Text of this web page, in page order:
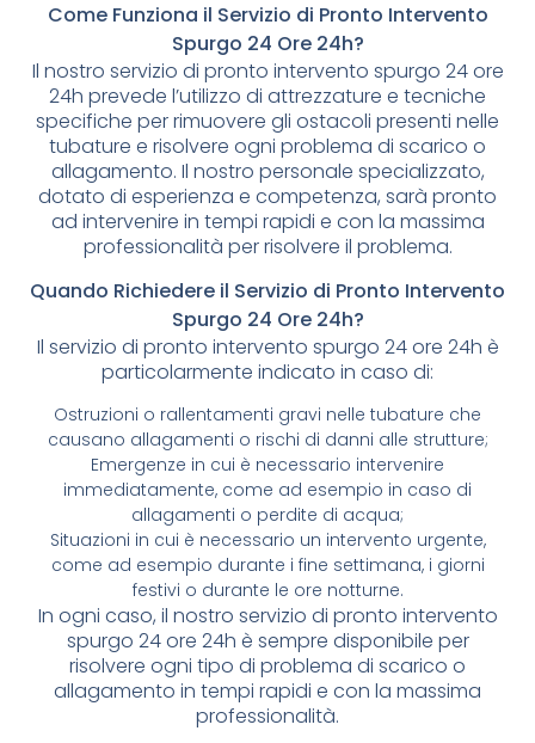
Come Funziona il Servizio di Pronto Intervento
Spurgo 24 Ore 24h?
Il nostro servizio di pronto intervento spurgo 24 ore
24h prevede l’utilizzo di attrezzature e tecniche
specifiche per rimuovere gli ostacoli presenti nelle
tubature e risolvere ogni problema di scarico o
allagamento. Il nostro personale specializzato,
dotato di esperienza e competenza, sarà pronto
ad intervenire in tempi rapidi e con la massima
professionalità per risolvere il problema.
Quando Richiedere il Servizio di Pronto Intervento
Spurgo 24 Ore 24h?
Il servizio di pronto intervento spurgo 24 ore 24h è
particolarmente indicato in caso di:
Ostruzioni o rallentamenti gravi nelle tubature che
causano allagamenti o rischi di danni alle strutture;
Emergenze in cui è necessario intervenire
immediatamente, come ad esempio in caso di
allagamenti o perdite di acqua;
Situazioni in cui è necessario un intervento urgente,
come ad esempio durante i fine settimana, i giorni
festivi o durante le ore notturne.
In ogni caso, il nostro servizio di pronto intervento
spurgo 24 ore 24h è sempre disponibile per
risolvere ogni tipo di problema di scarico o
allagamento in tempi rapidi e con la massima
professionalità.